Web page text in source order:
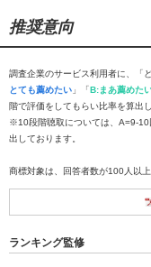
推奨意向
調査企業のサービス利用者に、「
とても薦めたい 」「B:まあ薦めた
階で評価をしてもらい比率を算出
※10段階聴取については、A=9-
出しております。
商標対象は、回答者数が100人以上
ランキング監修